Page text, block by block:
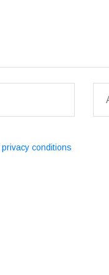
privacy conditions